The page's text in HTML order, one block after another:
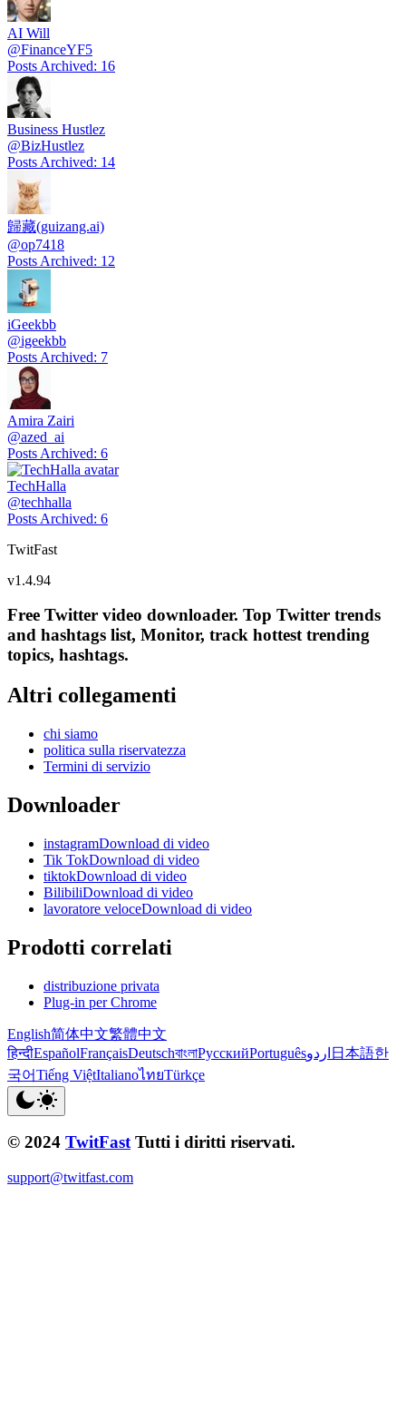
AI Will
@FinanceYF5
Posts Archived: 16
Business Hustlez
@BizHustlez
Posts Archived: 14
歸藏(guizang.ai)
@op7418
Posts Archived: 12
iGeekbb
@igeekbb
Posts Archived: 7
Amira Zairi
@azed_ai
Posts Archived: 6
TechHalla
@techhalla
Posts Archived: 6
TwitFast
v1.4.94
Free Twitter video downloader. Top Twitter trends
and hashtags list, Monitor, track hottest trending
topics, hashtags.
Altri collegamenti
chi siamo
politica sulla riservatezza
Termini di servizio
Downloader
instagramDownload di video
Tik TokDownload di video
tiktokDownload di video
BilibiliDownload di video
lavoratore veloceDownload di video
Prodotti correlati
distribuzione privata
Plug-in per Chrome
English简体中文繁體中文
हिन्दीEspañolFrançaisDeutschবাংলাРусскийPortuguêsاردو 日本語한
국어Tiếng ViệtItalianoไทยTürkçe
© 2024 TwitFast Tutti i diritti riservati.
support@twitfast.com